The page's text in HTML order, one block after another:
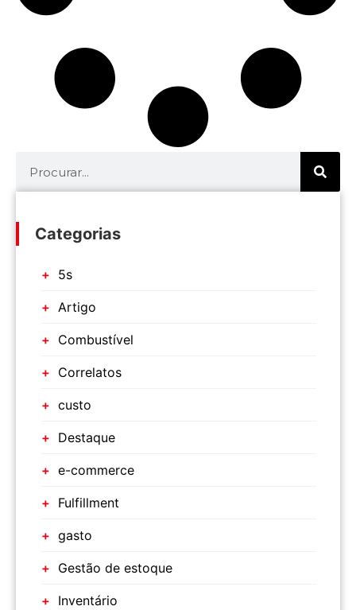
Categorias
5s
Artigo
Combustível
Correlatos
custo
Destaque
e-commerce
Fulfillment
gasto
Gestão de estoque
Inventário